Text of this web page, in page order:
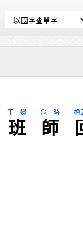
干一邊
班
龜一時
師
檜